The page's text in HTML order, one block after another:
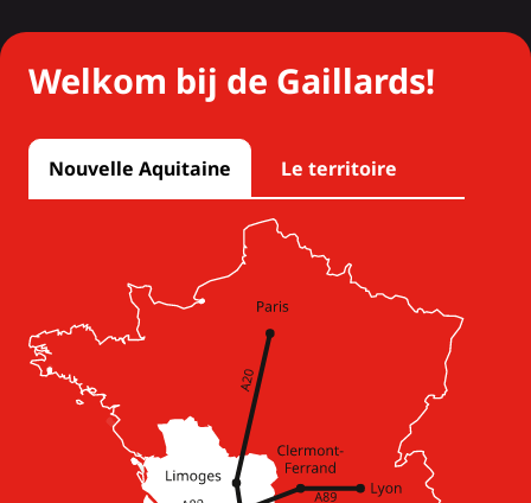
Welkom bij de Gaillards!
Nouvelle Aquitaine Le territoire